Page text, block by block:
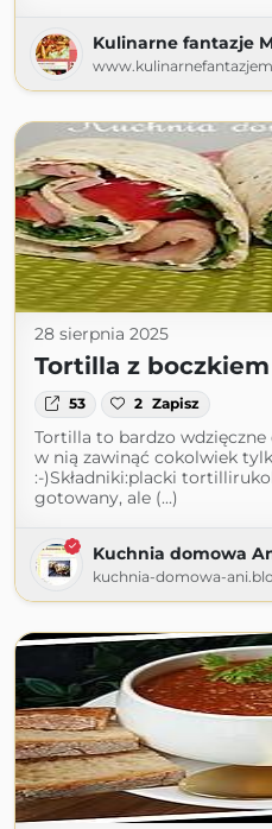
Kulinarne fantazje
28 sierpnia 2025
Tortilla z
53 2 Zapisz
Tortilla to bardzo
w nią zawinąć cokolwiek
:-)Składniki:placki
gotowany, ale (...)
Kuchnia domowa
kuchnia-domowa-